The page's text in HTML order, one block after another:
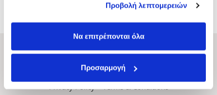
Προβολή λεπτομερειών
Να επιτρέπονται όλα
Προσαρμογή
CREAM PEROXIDE
ΚYANA Professional Hair
Privacy Policy – Terms & Conditions